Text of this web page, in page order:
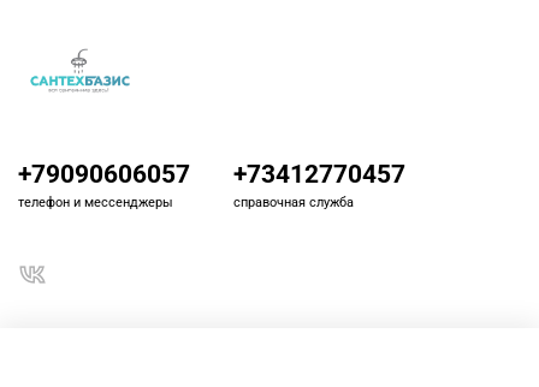
+79090606057
телефон и мессенджеры
+73412770457
справочная служба